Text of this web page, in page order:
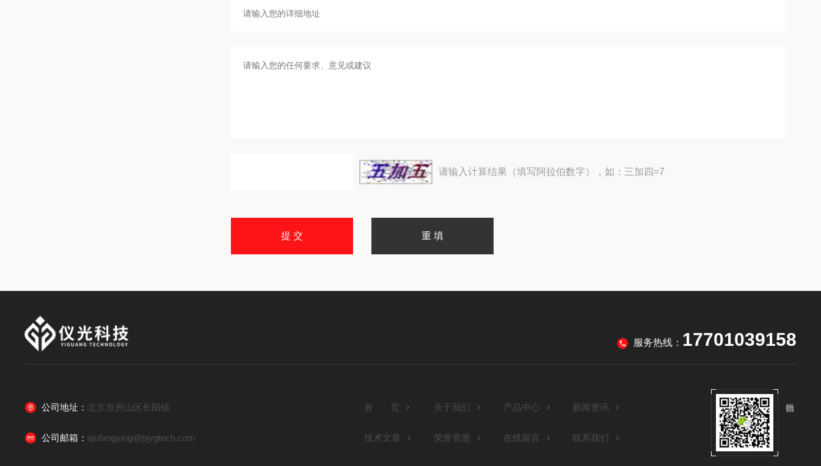
请输入计算结果（填写阿拉伯数字），如：三加四=7
服务热线： 17701039158
公司地址： 北京市房山区长阳镇
公司邮箱： qiufangying@bjygtech.com
首 页 关于我们 产品中心 新闻资讯
技术文章 荣誉资质 在线留言 联系我们